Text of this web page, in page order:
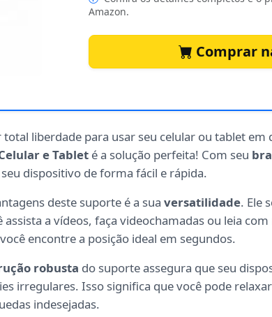
Amazon.
Comprar
liberdade para usar seu celular ou tablet em
e Tablet é a solução perfeita! Com seu
dispositivo de forma fácil e rápida.
deste suporte é a sua versatilidade. Ele
a vídeos, faça videochamadas ou leia
encontre a posição ideal em segundos.
robusta do suporte assegura que seu
irregulares. Isso significa que você pode
indesejadas.